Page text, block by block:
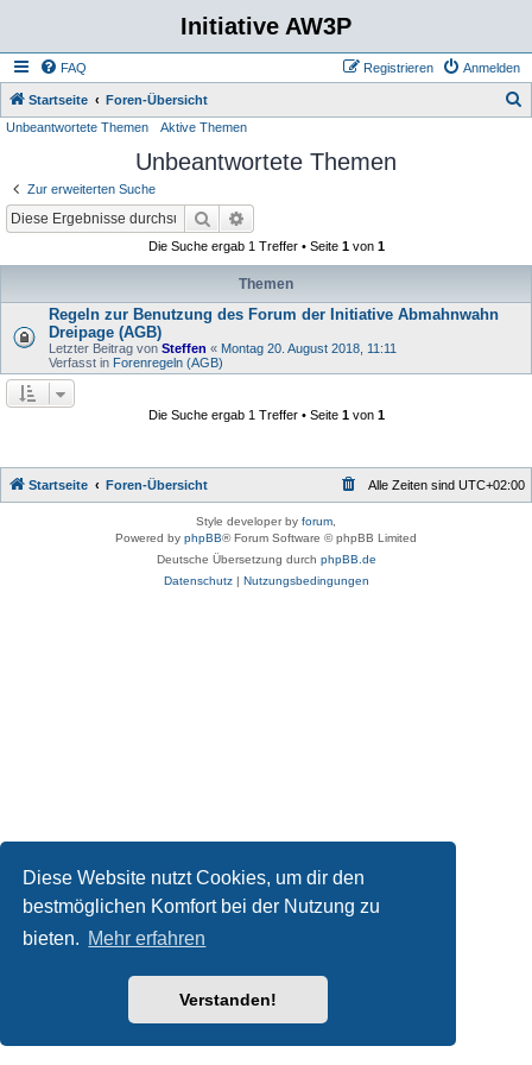
Diese Website nutzt Cookies, um dir den
bestmöglichen Komfort bei der Nutzung zu
bieten. Mehr erfahren
Verstanden!
Initiative AW3P
FAQ Anmelden
Registrieren
Startseite Foren-Übersicht
Unbeantwortete Themen Aktive Themen
Unbeantwortete Themen
Zur erweiterten Suche
Suche
Die Suche ergab 1 Treffer • Seite 1von 1
Themen
Regeln zur Benutzung des Forum der Initiative Abmahnwahn
Dreipage (AGB)
Letzter Beitrag von Steffen « Montag 20. August 2018, 11:11
Verfasst in Forenregeln (AGB)
Die Suche ergab 1 Treffer • Seite 1von 1
Startseite Foren-Übersicht Alle Zeiten sind UTC+02:00
Style developer by forum
Powered by phpBB® Forum Software © phpBB Limited
Deutsche Übersetzung durch phpBB.de
Datenschutz| Nutzungsbedingungen